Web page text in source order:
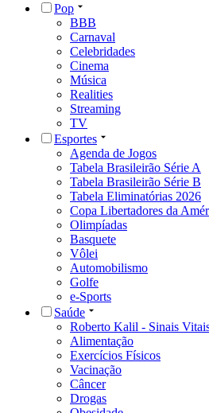
Pop
BBB
Carnaval
Celebridades
Cinema
Música
Realities
Streaming
TV
Esportes
Agenda de Jogos
Tabela Brasileirão Série A
Tabela Brasileirão Série B
Tabela Eliminatórias 2026
Copa Libertadores da
Olimpíadas
Basquete
Vôlei
Automobilismo
Golfe
e-Sports
Saúde
Roberto Kalil - Sinais
Alimentação
Exercícios Físicos
Vacinação
Câncer
Drogas